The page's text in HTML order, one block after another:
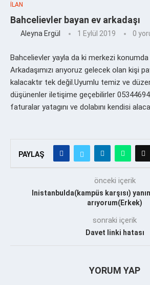
İLAN
Bahcelievler bayan ev arkadaşı
Aleyna Ergül 1 Eylül 2019 0
Bahcelievler yayla da ki merkezi
Arkadaşımızı arıyoruz gelecek olan kişi
kalacaktır tek değil.Uyumlu temiz ve
düşünenler iletişime geçebilirler
faturalar yatagını ve dolabını kendisi
PAYLAŞ
önceki içerik
Inistanbulda(kampüs karşısı)
arıyorum(Erkek)
sonraki içerik
Davet linki hatası
YORUM YAP